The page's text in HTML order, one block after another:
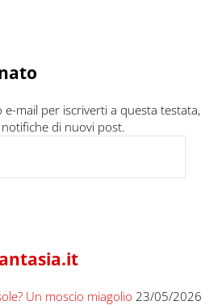
e-mail per iscriverti a questa testata,
di nuovi post.
Un moscio miagolio 23/05/2026